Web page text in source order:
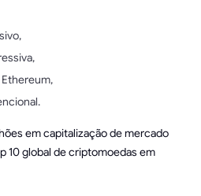
em capitalização de mercado
10 global de criptomoedas em